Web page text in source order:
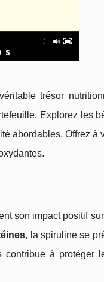
trésor
Explorez les
abordables. Offrez à
son impact positif
, la spiruline se
contribue à protéger